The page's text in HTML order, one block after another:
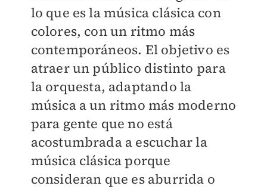
lo que es la música clásica con
colores, con un ritmo más
contemporáneos. El objetivo es
atraer un público distinto para
la orquesta, adaptando la
música a un ritmo más moderno
para gente que no está
acostumbrada a escuchar la
música clásica porque
consideran que es aburrida o